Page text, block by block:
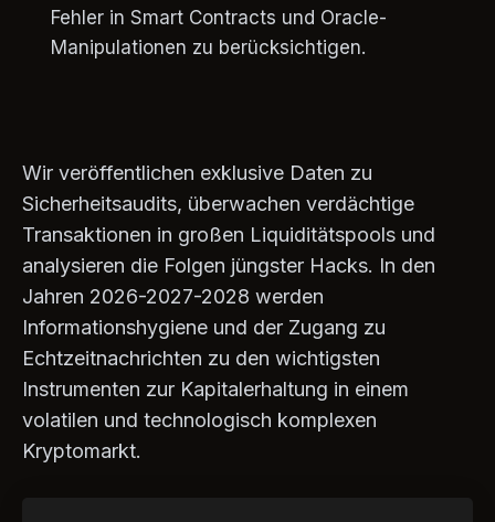
Fehler in Smart Contracts und Oracle-
Manipulationen zu berücksichtigen.
Wir veröffentlichen exklusive Daten zu
Sicherheitsaudits, überwachen verdächtige
Transaktionen in großen Liquiditätspools und
analysieren die Folgen jüngster Hacks. In den
Jahren 2026-2027-2028 werden
Informationshygiene und der Zugang zu
Echtzeitnachrichten zu den wichtigsten
Instrumenten zur Kapitalerhaltung in einem
volatilen und technologisch komplexen
Kryptomarkt.